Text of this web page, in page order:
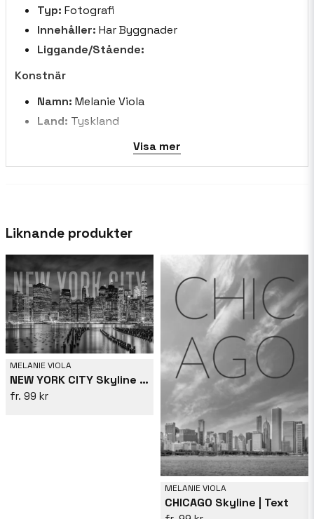
Typ: Fotografi
Innehåller: Har Byggnader
Liggande/Stående:
Konstnär
Namn: Melanie Viola
Land: Tyskland
Den Berlinbaserade konstnären,
Melanie Viola, dras till urbana landskap och de
experiment. Bildligt aktiva passager, moderna
färgaccenter och grafiska nyanser finner en
revolutionerande kombination i hennes verk.
Unika och fängslande ögonblick framträder i
monokroma stadslandskap, minimalistiska
skylines, vintagelandskap, abstrakta målningar,
typografiska mönster och många andra serier.
Genom att skapa konst skulle hon själv älska att
ha på sina väggar, upprätthåller hon en visionär
integritet som resonanserar med konstälskare
över hela världen. Hennes kreativa process
härrör från de intryck hon samlar och de
ögonblick hon upplever. En heltidskonstnär
sedan 2015 kan hon ägna all sin energi åt att
Visa mer
Liknande produkter
MELANIE VIOLA
NEW YORK CITY Skyline Monochrome
99 kr
MELANIE VIOLA
CHICAGO Skyline | Text